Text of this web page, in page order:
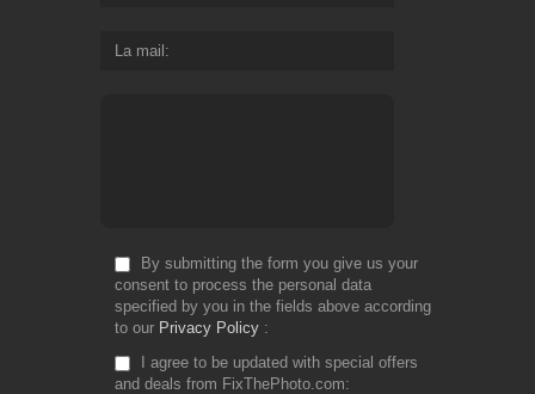
La mail
By submitting the form you give us your
consent to process the personal data
specified by you in the fields above according
to our Privacy Policy
I agree to be updated with special offers
and deals from FixThePhoto.com